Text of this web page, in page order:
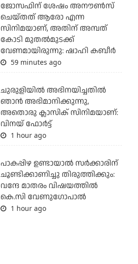
ജോസഫിന് ശേഷം അനൗണ്‍സ്
ചെയ്തത് ആരോ എന്ന
സിനിമയാണ്, അതിന് അമ്പത്
കോടി മുതല്‍മുടക്ക്
വേണമായിരുന്നു: ഷാഹി കബീര്‍
59 minutes ago
ചുരുളിയിൽ അഭിനയിച്ചതിൽ
ഞാൻ അഭിമാനിക്കുന്നു,
അതൊരു ക്ലാസിക് സിനിമയാണ്:
വിനയ് ഫോർട്ട്
1 hour ago
പാകപ്പിഴ ഉണ്ടായാല്‍ സര്‍ക്കാരിന്
ചൂണ്ടിക്കാണിച്ചു തിരുത്തിക്കും:
വന്ദേ മാതരം വിഷയത്തില്‍
കെ.സി വേണുഗോപാല്‍
1 hour ago